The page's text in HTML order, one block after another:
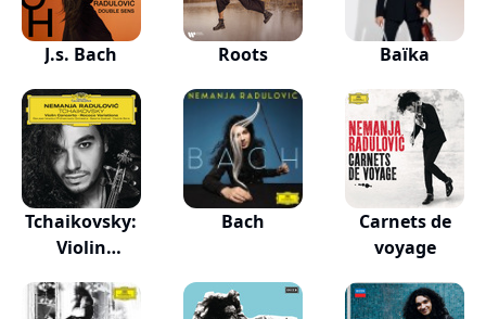
J.s. Bach Roots Baïka
Tchaikovsky:
Violin
Bach
Carnets de
voyage